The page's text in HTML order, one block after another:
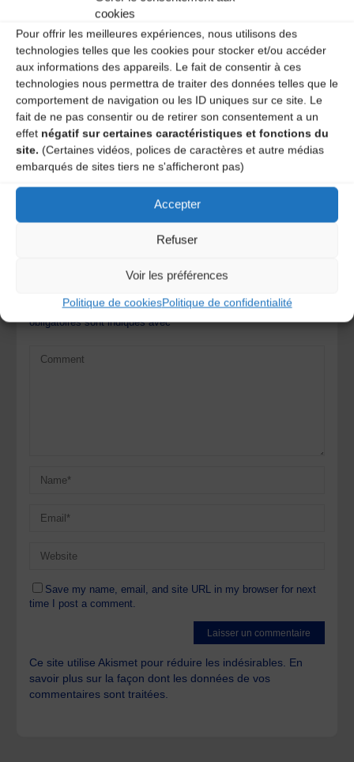
cookies
Pour offrir les meilleures expériences, nous utilisons des
technologies telles que les cookies pour stocker et/ou accéder
aux informations des appareils. Le fait de consentir à ces
technologies nous permettra de traiter des données telles que le
comportement de navigation ou les ID uniques sur ce site. Le
fait de ne pas consentir ou de retirer son consentement a un
effet négatif sur certaines caractéristiques et fonctions du
site. (Certaines vidéos, polices de caractères et autre médias
embarqués de sites tiers ne s'afficheront pas)
Accepter
Refuser
Voir les préférences
Politique de cookiesPolitique de confidentialité
Agenda
Cantal agenda
Journée Portes Ouvertes Atelier Accordéon
Auvergne Services
Laisser un
commentaire
Votre adresse e-mail ne sera pas publiée. Les champs
obligatoires sont indiqués avec*
Save my name, email, and site URL in my browser for next
time I post a comment.
Ce site utilise Akismet pour réduire les indésirables. En
savoir plus sur la façon dont les données de vos
commentaires sont traitées.